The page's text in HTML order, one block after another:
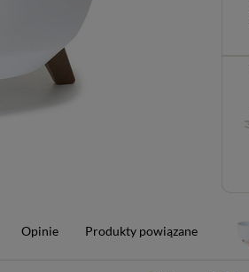
Opinie Produkty powiązane